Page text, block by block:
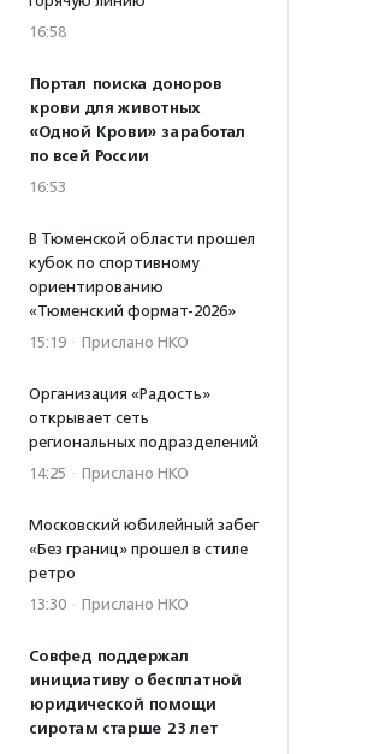
16:58
Портал поиска доноров
крови для животных
«Одной Крови» заработал
по всей России
16:53
В Тюменской области прошел
кубок по спортивному
ориентированию
«Тюменский формат-2026»
15:19 · Прислано НКО
Организация «Радость»
открывает сеть
региональных подразделений
14:25 · Прислано НКО
Московский юбилейный забег
«Без границ» прошел в стиле
ретро
13:30 · Прислано НКО
Совфед поддержал
инициативу о бесплатной
юридической помощи
сиротам старше 23 лет